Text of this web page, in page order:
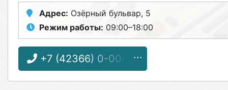
Адрес: Озёрный бульвар, 5
Режим работы: 09:00–18:00
+7 (42366) 0-00-69